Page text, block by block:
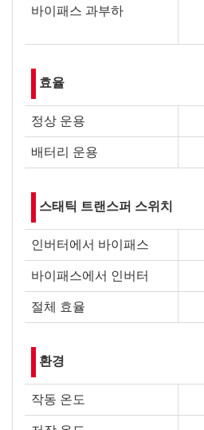
바이패스 과부하
효율
정상 운용
배터리 운용
스태틱 트랜스퍼 스위치
인버터에서 바이패스
바이패스에서 인버터
절체 효율
환경
작동 온도